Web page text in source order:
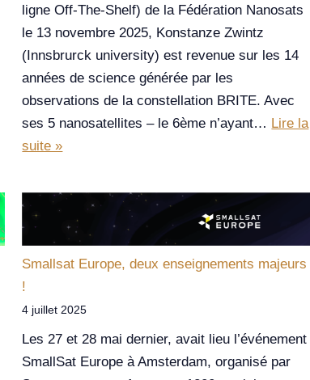
ligne Off-The-Shelf) de la Fédération Nanosats
le 13 novembre 2025, Konstanze Zwintz
(Innsbrurck university) est revenue sur les 14
années de science générée par les
observations de la constellation BRITE. Avec
ses 5 nanosatellites – le 6ème n’ayant… Lire la
suite »
Smallsat Europe, deux enseignements majeurs
!
4 juillet 2025
Les 27 et 28 mai dernier, avait lieu l’événement
SmallSat Europe à Amsterdam, organisé par